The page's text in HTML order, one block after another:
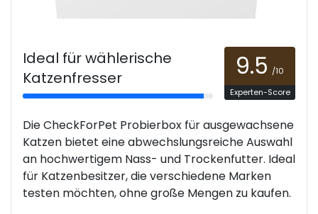
Ideal für wählerische
Katzenfresser
9.5 /10
Experten-Score
Die CheckForPet Probierbox für ausgewachsene
Katzen bietet eine abwechslungsreiche Auswahl
an hochwertigem Nass- und Trockenfutter. Ideal
für Katzenbesitzer, die verschiedene Marken
testen möchten, ohne große Mengen zu kaufen.